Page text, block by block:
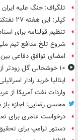
تلگراف: جنگ علیه
کپلر: این هفته ۲۷ نفتکش و شناور از تنگه هرمز عبور کردند
تنظیم قولنامه برای
شروع تلخ مدافع تیم
امضای توافق دفاعی
۱۰ خوشحالی گل زودتر از موعد
ایتالیا خرید رادار
واردات نفت آمریکا از
محسن رضایی: اجازه
درخواست عامری برای
دستور ترامپ برای